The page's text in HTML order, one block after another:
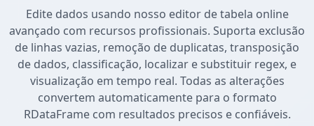
Edite dados usando nosso editor de tabela online
avançado com recursos profissionais. Suporta exclusão
de linhas vazias, remoção de duplicatas, transposição
de dados, classificação, localizar e substituir regex, e
visualização em tempo real. Todas as alterações
convertem automaticamente para o formato
RDataFrame com resultados precisos e confiáveis.